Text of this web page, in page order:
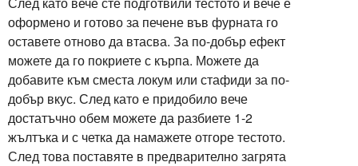
оформено и готово за печене във фурната го
оставете отново да втасва. За по-добър ефект
можете да го покриете с кърпа. Можете да
добавите към сместа локум или стафиди за по-
добър вкус. След като е придобило вече
достатъчно обем можете да разбиете 1-2
жълтъка и с четка да намажете отгоре тестото.
След това поставяте в предварително загрята